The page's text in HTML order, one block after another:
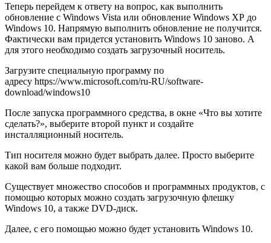
Теперь перейдем к ответу на вопрос, как выполнить
обновление с Windows Vista или обновление Windows XP до
Windows 10. Напрямую выполнить обновление не получится.
Фактически вам придется установить Windows 10 заново. А
для этого необходимо создать загрузочный носитель.
Загрузите специальную программу по
адресу https://www.microsoft.com/ru-RU/software-
download/windows10
После запуска программного средства, в окне «Что вы хотите
сделать?», выберите второй пункт и создайте
инсталляционный носитель.
Тип носителя можно будет выбрать далее. Просто выберите
какой вам больше подходит.
Существует множество способов и программных продуктов, с
помощью которых можно создать загрузочную флешку
Windows 10, а также DVD-диск.
Далее, с его помощью можно будет установить Windows 10.